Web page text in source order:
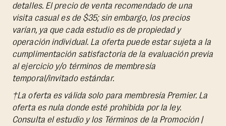
detalles. El precio de venta recomendado de una
visita casual es de $35; sin embargo, los precios
varían, ya que cada estudio es de propiedad y
operación individual. La oferta puede estar sujeta a la
cumplimentación satisfactoria de la evaluación previa
al ejercicio y/o términos de membresía
temporal/invitado estándar.
†La oferta es válida solo para membresía Premier. La
oferta es nula donde esté prohibida por la ley.
Consulta el estudio y los Términos de la Promoción |